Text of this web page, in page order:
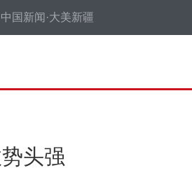
中国新闻·大美新疆
头强